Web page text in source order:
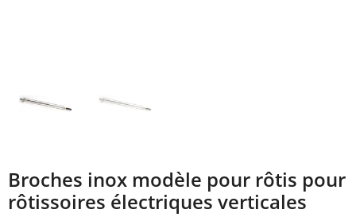
Broches inox modèle pour rôtis pour
rôtissoires électriques verticales